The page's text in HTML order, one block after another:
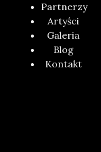
Partnerzy
Artyści
Galeria
Blog
Kontakt